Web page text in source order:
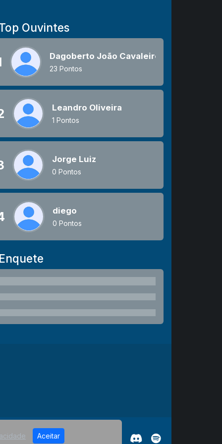
Ouvintes
Dagoberto João Cavaleiro
23 Pontos
Leandro Oliveira
1 Pontos
Jorge Luiz
0 Pontos
diego
0 Pontos
Enquete
Aceitar